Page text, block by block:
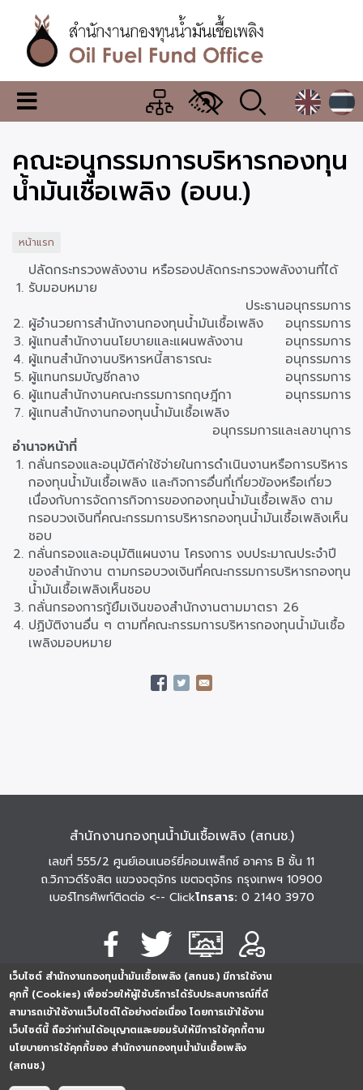
เว็บไซต์ สำนักงานกองทุนน้ำมันเชื้อเพลิง (สกนช.) มีการใช้งาน
คุกกี้ (Cookies) เพื่อช่วยให้ผู้ใช้บริการได้รับประสบการณ์ที่ดี
สามารถเข้าใช้งานเว็บไซต์ได้อย่างต่อเนื่อง โดยการเข้าใช้งาน
เว็บไซต์นี้ ถือว่าท่านได้อนุญาตและยอมรับให้มีการใช้คุกกี้ตาม
นโยบายการใช้คุกกี้ของ สำนักงานกองทุนน้ำมันเชื้อเพลิง
(สกนช.)
เนื้อหา
หลักสำนักงาน
กองทุน
น้ำมัน
เชื้อ
เมนู
เปลี่ยน
แสดง
ผล
คณะอนุกรรมการบริหารกองทุน
น้ำมันเชื้อเพลิง (อบน.)
หน้าแรก
ปลัดกระทรวงพลังงาน หรือรองปลัดกระทรวงพลังงานที่ได้
รับมอบหมาย
ประธานอนุกรรมการ
ผู้อำนวยการสำนักงานกองทุนน้ำมันเชื้อเพลิง
อนุกรรมการ
ผู้แทนสำนักงานนโยบายและแผนพลังงาน
อนุกรรมการ
ผู้แทนสำนักงานบริหารหนี้สาธารณะ
อนุกรรมการ
ผู้แทนกรมบัญชีกลาง
อนุกรรมการ
ผู้แทนสำนักงานคณะกรรมการกฤษฎีกา
อนุกรรมการ
ผู้แทนสำนักงานกองทุนน้ำมันเชื้อเพลิง
อนุกรรมการและเลขานุการ
อำนาจหน้าที่
กลั่นกรองและอนุมัติค่าใช้จ่ายในการดำเนินงานหรือการบริหาร
กองทุนน้ำมันเชื้อเพลิง และกิจการอื่นที่เกี่ยวข้องหรือเกี่ยว
เนื่องกับการจัดการกิจการของกองทุนน้ำมันเชื้อเพลิง ตาม
กรอบวงเงินที่คณะกรรมการบริหารกองทุนน้ำมันเชื้อเพลิงเห็น
ชอบ
กลั่นกรองและอนุมัติแผนงาน โครงการ งบประมาณประจำปี
ของสำนักงาน ตามกรอบวงเงินที่คณะกรรมการบริหารกองทุน
น้ำมันเชื้อเพลิงเห็นชอบ
กลั่นกรองการกู้ยืมเงินของสำนักงานตามมาตรา 26
ปฏิบัติงานอื่น ๆ ตามที่คณะกรรมการบริหารกองทุนน้ำมันเชื้อ
เพลิงมอบหมาย
สำนักงานกองทุนน้ำมันเชื้อเพลิง (สกนช.)
เลขที่ 555/2 ศูนย์เอนเนอร์ยี่คอมเพล็กซ์ อาคาร B ชั้น 11
ถ.วิภาวดีรังสิต แขวงจตุจักร เขตจตุจักร กรุงเทพฯ 10900
เบอร์โทรศัพท์ติดต่อ <-- Clickโทรสาร: 0 2140 3970
นโยบายการคุ้มครอง
ข้อมูลส่วนบุคคล
นโยบายการรักษาความ
มั่นคงปลอดภัย
Analytics
254296
ครั้ง
0 2 5 4 2 9 6